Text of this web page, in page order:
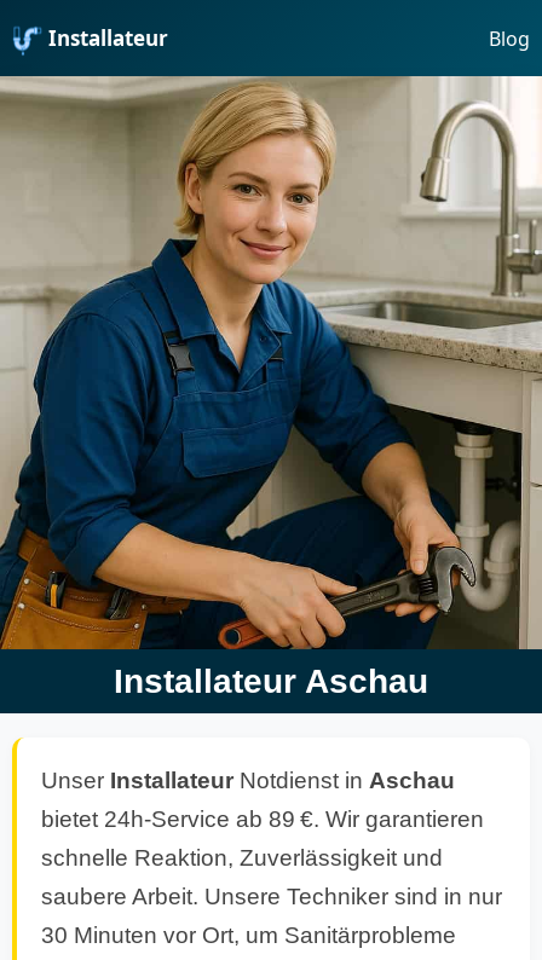
Installateur Blog
Installateur Aschau
Unser Installateur Notdienst in Aschau
bietet 24h-Service ab 89 €. Wir garantieren
schnelle Reaktion, Zuverlässigkeit und
saubere Arbeit. Unsere Techniker sind in nur
30 Minuten vor Ort, um Sanitärprobleme